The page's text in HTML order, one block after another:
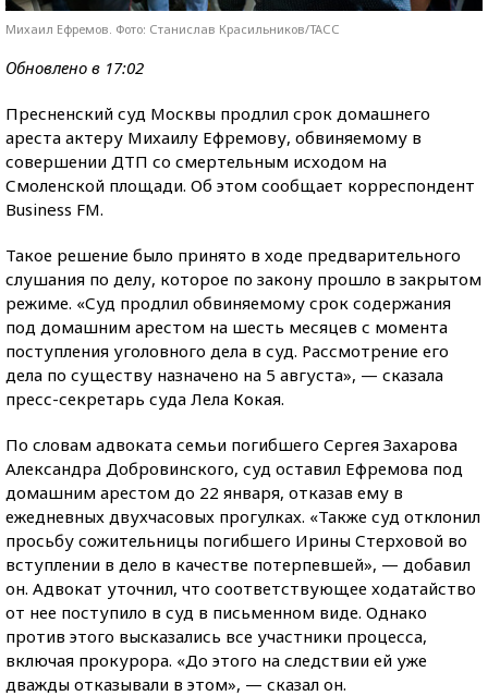
Михаил Ефремов. Фото: Станислав Красильников/ТАСС
Обновлено в 17:02
Пресненский суд Москвы продлил срок домашнего
ареста актеру Михаилу Ефремову, обвиняемому в
совершении ДТП со смертельным исходом на
Смоленской площади. Об этом сообщает корреспондент
Business FM.
Такое решение было принято в ходе предварительного
слушания по делу, которое по закону прошло в закрытом
режиме. «Суд продлил обвиняемому срок содержания
под домашним арестом на шесть месяцев с момента
поступления уголовного дела в суд. Рассмотрение его
дела по существу назначено на 5 августа», — сказала
пресс-секретарь суда Лела Кокая.
По словам адвоката семьи погибшего Сергея Захарова
Александра Добровинского, суд оставил Ефремова под
домашним арестом до 22 января, отказав ему в
ежедневных двухчасовых прогулках. «Также суд отклонил
просьбу сожительницы погибшего Ирины Стерховой во
вступлении в дело в качестве потерпевшей», — добавил
он. Адвокат уточнил, что соответствующее ходатайство
от нее поступило в суд в письменном виде. Однако
против этого высказались все участники процесса,
включая прокурора. «До этого на следствии ей уже
дважды отказывали в этом», — сказал он.